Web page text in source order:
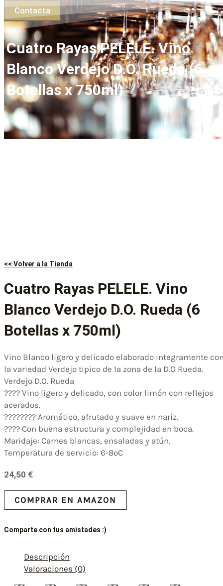
Contacta
Cuatro Rayas PELELE. Vino
Blanco Verdejo D.O. Rueda (6
Botellas x 750ml)
<< Volver a la Tienda
Cuatro Rayas PELELE. Vino
Blanco Verdejo D.O. Rueda (6
Botellas x 750ml)
Vino Blanco ligero y delicado elaborado integramente
la variedad Verdejo tipico de la zona de la D.O Rueda.
Verdejo D.O. Rueda
???? Vino ligero y delicado, con color limón con reflejos
acerados.
???????? Aromático, afrutado y suave en nariz.
???? Con buena estructura y complejidad en boca.
Maridaje: Carnes blancas, ensaladas y atún.
Temperatura de servicio: 6-8ºC
24,50 €
COMPRAR EN AMAZON
Comparte con tus amistades :)
Descripción
Valoraciones (0)